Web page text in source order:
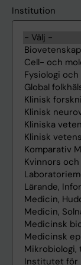
Institution